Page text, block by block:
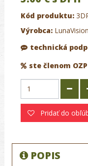
Kód produktu:
Výrobca:
technická
ste členom
Pridať do
POPIS